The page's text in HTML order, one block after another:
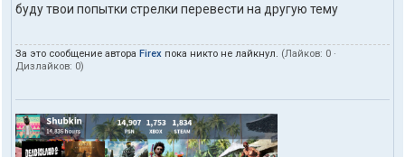
буду твои попытки стрелки перевести на другую тему
За это сообщение автора Firex пока никто не лайкнул. (Лайков: 0 ·
Дизлайков: 0)